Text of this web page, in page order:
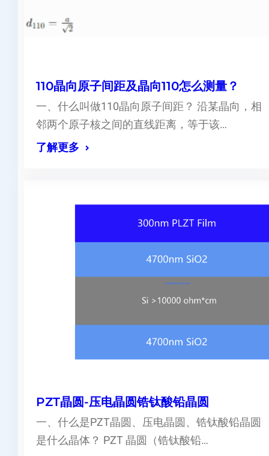
110晶向原子间距及晶向110怎么测量？
一、什么叫做110晶向原子间距？ 沿某晶向，相
邻两个原子核之间的直线距离，等于该…
了解更多
PZT晶圆-压电晶圆锆钛酸铅晶圆
一、什么是PZT晶圆、压电晶圆、锆钛酸铅晶圆
是什么晶体？ PZT 晶圆（锆钛酸铅…